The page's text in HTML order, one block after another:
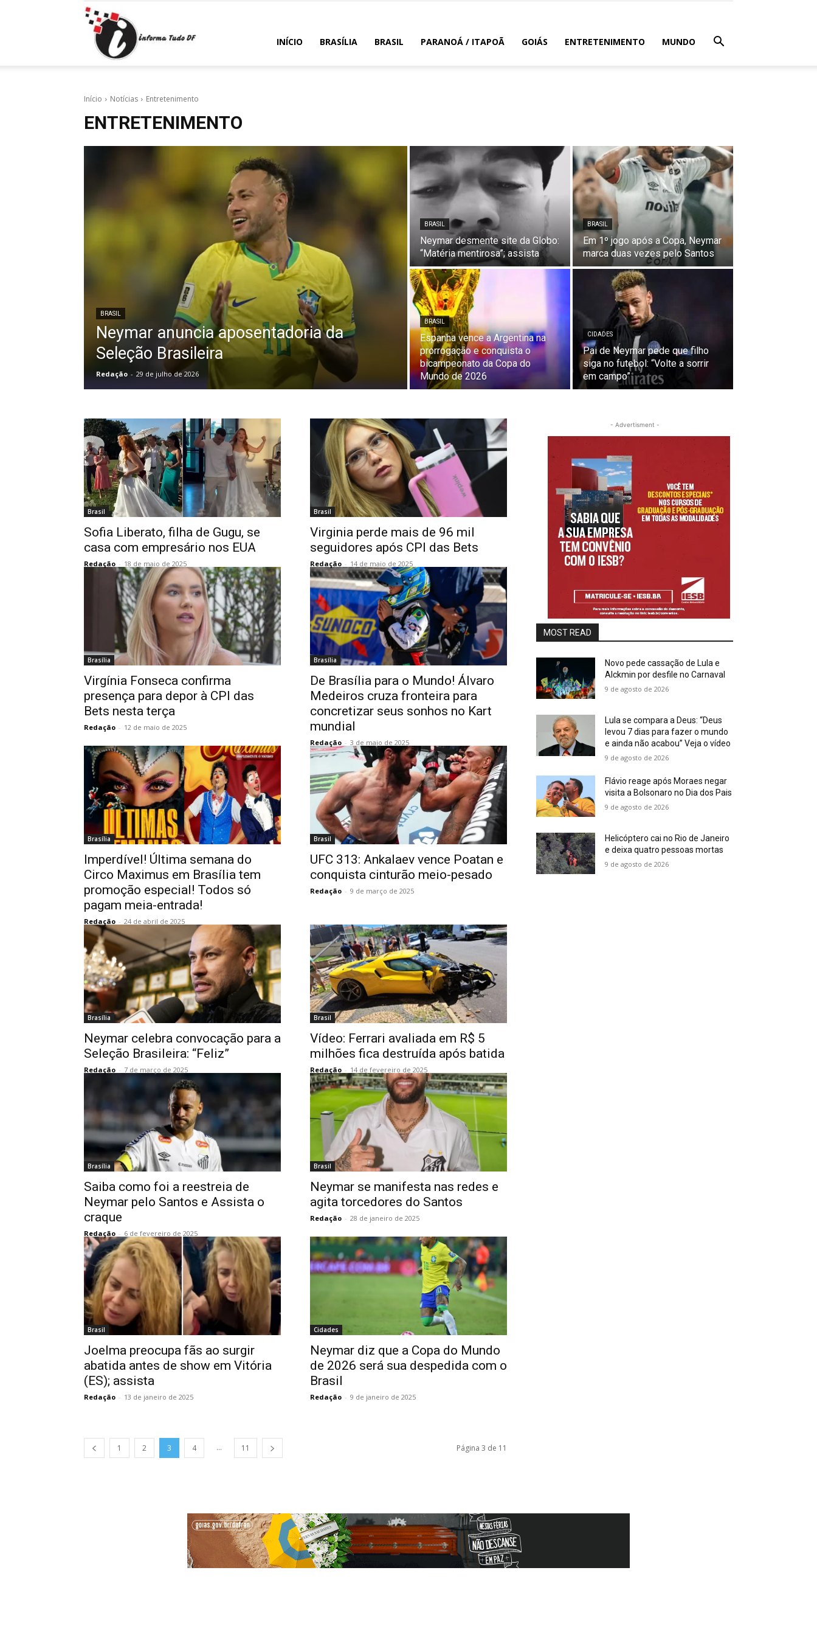
Informa
Tudo
INÍCIO BRASÍLIA BRASIL PARANOÁ / ITAPOÃ GOIÁS ENTRETENIMENTO MUNDO
Início Notícias Entretenimento
ENTRETENIMENTO
BRASIL
Neymar anuncia aposentadoria da
Seleção Brasileira
Redação - 29 de julho de 2026
BRASIL
Neymar desmente site da Globo:
“Matéria mentirosa”; assista
BRASIL
Em 1º jogo após a Copa, Neymar
marca duas vezes pelo Santos
BRASIL
Espanha vence a Argentina na
prorrogação e conquista o
bicampeonato da Copa do
Mundo de 2026
CIDADES
Pai de Neymar pede que filho
siga no futebol: “Volte a sorrir
em campo”
Brasil
Sofia Liberato, filha de Gugu, se
casa com empresário nos EUA
Redação - 18 de maio de 2025
Brasil
Virginia perde mais de 96 mil
seguidores após CPI das Bets
Redação - 14 de maio de 2025
Brasília
Virgínia Fonseca confirma
presença para depor à CPI das
Bets nesta terça
Redação - 12 de maio de 2025
Brasília
De Brasília para o Mundo! Álvaro
Medeiros cruza fronteira para
concretizar seus sonhos no Kart
mundial
Redação - 3 de maio de 2025
Brasília
Imperdível! Última semana do
Circo Maximus em Brasília tem
promoção especial! Todos só
pagam meia-entrada!
Redação - 24 de abril de 2025
Brasil
UFC 313: Ankalaev vence Poatan e
conquista cinturão meio-pesado
Redação - 9 de março de 2025
Brasília
Neymar celebra convocação para a
Seleção Brasileira: “Feliz”
Redação - 7 de março de 2025
Brasil
Vídeo: Ferrari avaliada em R$ 5
milhões fica destruída após batida
Redação - 14 de fevereiro de 2025
Brasília
Saiba como foi a reestreia de
Neymar pelo Santos e Assista o
craque
Redação - 6 de fevereiro de 2025
Brasil
Neymar se manifesta nas redes e
agita torcedores do Santos
Redação - 28 de janeiro de 2025
Brasil
Joelma preocupa fãs ao surgir
abatida antes de show em Vitória
(ES); assista
Redação - 13 de janeiro de 2025
Cidades
Neymar diz que a Copa do Mundo
de 2026 será sua despedida com o
Brasil
Redação - 9 de janeiro de 2025
1 2 3 4 ... 11 Página 3 de 11
- Advertisment -
MOST READ
Novo pede cassação de Lula e
Alckmin por desfile no Carnaval
9 de agosto de 2026
Lula se compara a Deus: “Deus
levou 7 dias para fazer o mundo
e ainda não acabou” Veja o vídeo
9 de agosto de 2026
Flávio reage após Moraes negar
visita a Bolsonaro no Dia dos Pais
9 de agosto de 2026
Helicóptero cai no Rio de Janeiro
e deixa quatro pessoas mortas
9 de agosto de 2026